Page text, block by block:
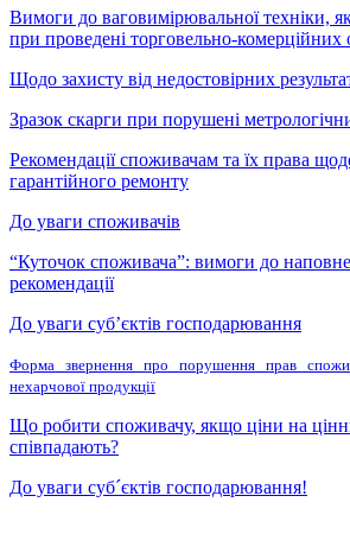
Вимоги до ваговимірювальної техніки,
при проведені торговельно-комерційних
Щодо захисту від недостовірних
Зразок скарги при порушені
Рекомендації споживачам та їх права
гарантійного ремонту
До уваги споживачів
“Куточок споживача”: вимоги до
рекомендації
До уваги суб’єктів господарювання
Форма звернення про порушення прав
нехарчової продукції
Що робити споживачу, якщо ціни на
співпадають?
До уваги суб´єктів господарювання!